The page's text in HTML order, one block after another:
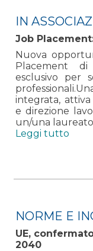
IN
Job
Nuova
Placement
esclusivo per
integrata,
e direzione
un/una
Leggi tutto
NORME E
UE,
2040